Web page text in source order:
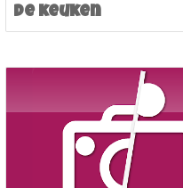
De keuken